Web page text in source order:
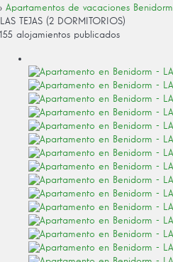
› Apartamentos de vacaciones Benidorm
LAS TEJAS (2 DORMITORIOS)
155 alojamientos publicados